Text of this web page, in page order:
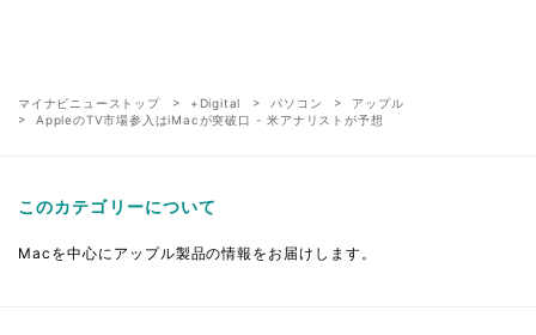
マイナビニューストップ +Digital パソコン
アップル
AppleのTV市場参入はiMacが突破口 - 米アナリストが予想
このカテゴリーについて
Macを中心にアップル製品の情報をお届けします。